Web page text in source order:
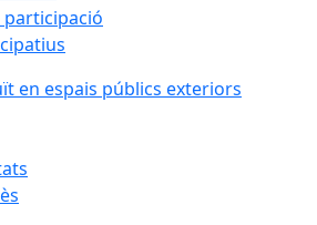
participació
en espais públics exteriors